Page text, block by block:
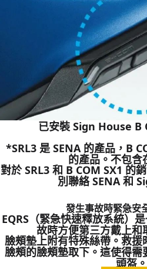
已安裝 Sign House B
*SRL3 是 SENA 的產品，B
的產品。不包含
對於 SRL3 和 B COM SX1 的
別聯絡 SENA 和
發生事故時緊急安
EQRS（緊急快速釋放系統）
故時方便第三方戴上和
臉頰墊上附有特殊絲帶。救
臉頰的臉頰墊取下。這使得
頭盔。